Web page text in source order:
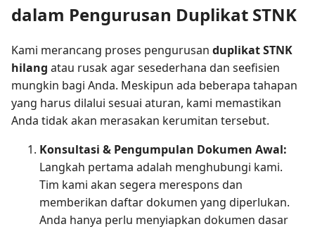
dalam Pengurusan Duplikat STNK
Kami merancang proses pengurusan duplikat STNK
hilang atau rusak agar sesederhana dan seefisien
mungkin bagi Anda. Meskipun ada beberapa tahapan
yang harus dilalui sesuai aturan, kami memastikan
Anda tidak akan merasakan kerumitan tersebut.
Konsultasi & Pengumpulan Dokumen Awal:
Langkah pertama adalah menghubungi kami.
Tim kami akan segera merespons dan
memberikan daftar dokumen yang diperlukan.
Anda hanya perlu menyiapkan dokumen dasar